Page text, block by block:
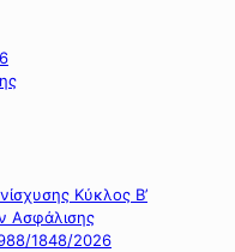
Κύκλος Β’
Ασφάλισης
1848/2026